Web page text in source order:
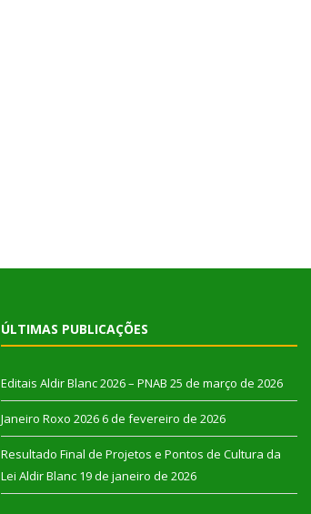
ÚLTIMAS PUBLICAÇÕES
Editais Aldir Blanc 2026 – PNAB 25 de março de 2026
Janeiro Roxo 2026 6 de fevereiro de 2026
Resultado Final de Projetos e Pontos de Cultura da
Lei Aldir Blanc 19 de janeiro de 2026